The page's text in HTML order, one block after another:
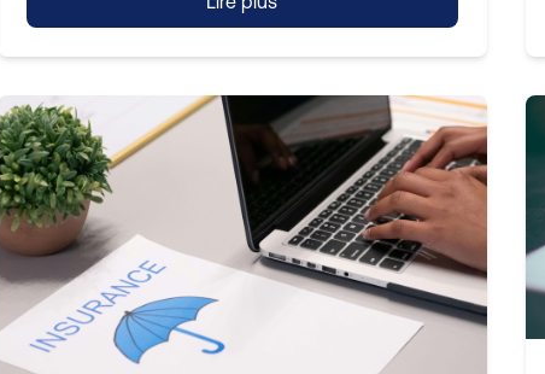
vue des transactions pour une réconciliation plus
simple, ainsi qu'une protection contre les